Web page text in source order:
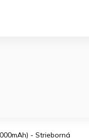
- Strieborná